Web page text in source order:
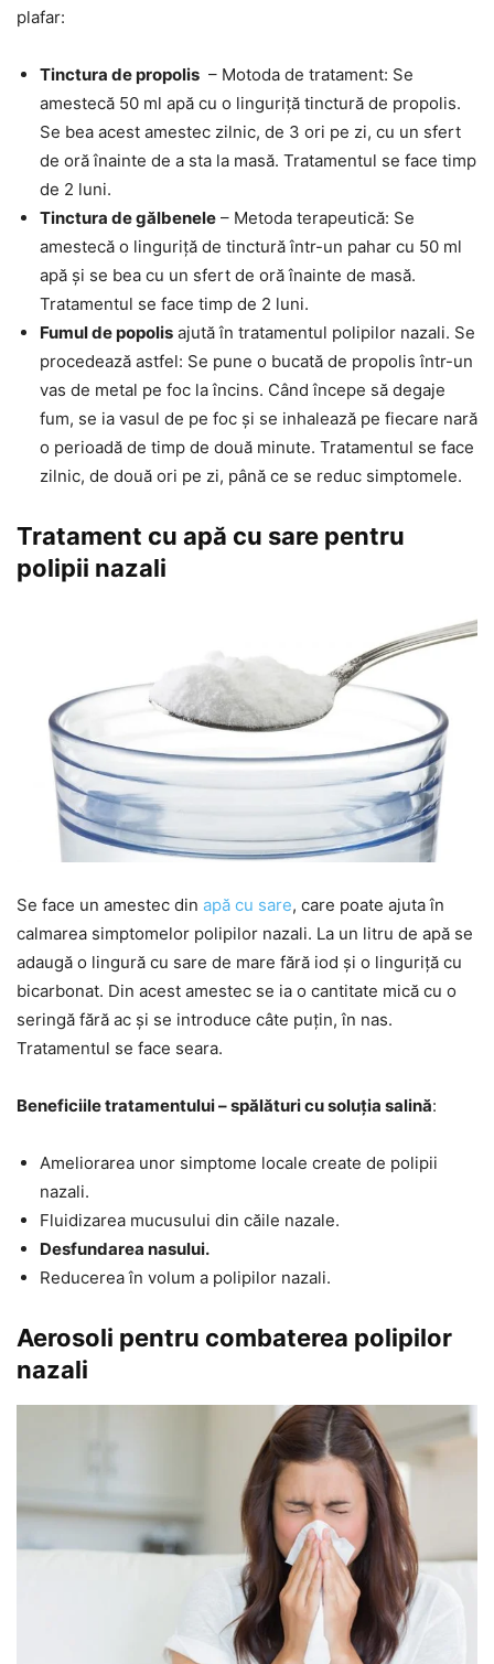
plafar:
Tinctura de propolis – Motoda de tratament: Se
amestecă 50 ml apă cu o linguriță tinctură de propolis.
Se bea acest amestec zilnic, de 3 ori pe zi, cu un sfert
de oră înainte de a sta la masă. Tratamentul se face timp
de 2 luni.
Tinctura de gălbenele – Metoda terapeutică: Se
amestecă o linguriță de tinctură într-un pahar cu 50 ml
apă și se bea cu un sfert de oră înainte de masă.
Tratamentul se face timp de 2 luni.
Fumul de popolis ajută în tratamentul polipilor nazali. Se
procedează astfel: Se pune o bucată de propolis într-un
vas de metal pe foc la încins. Când începe să degaje
fum, se ia vasul de pe foc și se inhalează pe fiecare nară
o perioadă de timp de două minute. Tratamentul se face
zilnic, de două ori pe zi, până ce se reduc simptomele.
Tratament cu apă cu sare pentru
polipii nazali
Se face un amestec din apă cu sare, care poate ajuta în
calmarea simptomelor polipilor nazali. La un litru de apă se
adaugă o lingură cu sare de mare fără iod și o linguriță cu
bicarbonat. Din acest amestec se ia o cantitate mică cu o
seringă fără ac și se introduce câte puțin, în nas.
Tratamentul se face seara.
Beneficiile tratamentului – spălături cu soluția salină:
Ameliorarea unor simptome locale create de polipii
nazali.
Fluidizarea mucusului din căile nazale.
Desfundarea nasului.
Reducerea în volum a polipilor nazali.
Aerosoli pentru combaterea polipilor
nazali